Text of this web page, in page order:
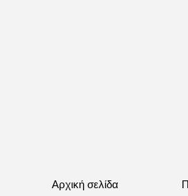
Αρχική σελίδα